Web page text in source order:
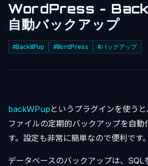
WordPress -
自動バックアップ
#BackWPup #WordPress #バックアップ
backWPup というプラグインを使うと
ファイルの定期的バックアップを自動
す。設定も非常に簡単なので便利です。
データベースのバックアップは、SQL